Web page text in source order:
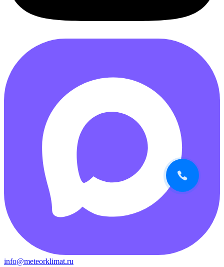
info@meteorklimat.ru